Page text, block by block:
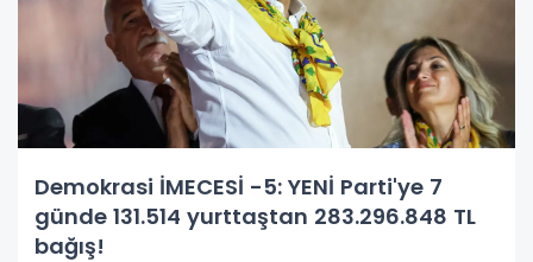
Demokrasi İMECESİ -5: YENİ Parti'ye 7
günde 131.514 yurttaştan 283.296.848 TL
bağış!